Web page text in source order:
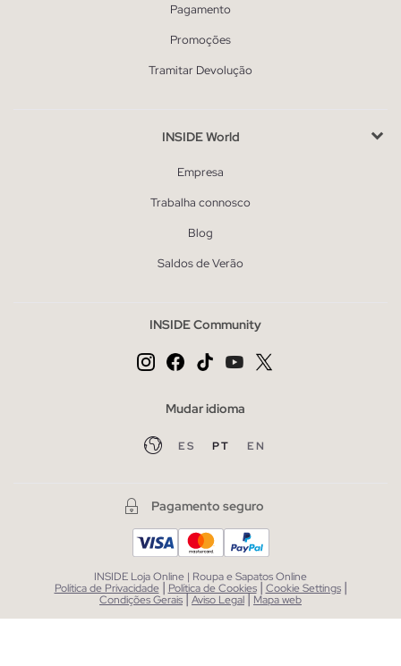
Pagamento
Promoções
Tramitar Devolução
INSIDE World
Empresa
Trabalha connosco
Blog
Saldos de Verão
INSIDE Community
Mudar idioma
ES PT EN
Pagamento seguro
INSIDE Loja Online | Roupa e Sapatos Online
Política de Privacidade | Política de Cookies | Cookie Settings |
Condições Gerais|Aviso Legal| Mapa web